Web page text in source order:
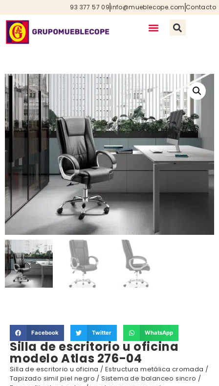
93 377 57 09info@mueblecope.com Contacto
Facebook Twitter WhatsApp
Silla de escritorio u oficina
modelo Atlas 276-04
Silla de escritorio u oficina / Estructura metálica cromada /
Tapizado simil piel negro / Sistema de balanceo sincro /